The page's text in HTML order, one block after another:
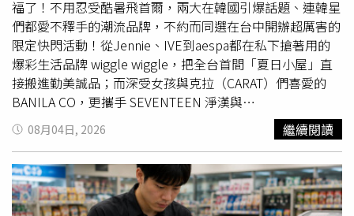
在11月上旬停止支援後，仍可能無法繼續使用相關服務。因
此，若裝置已無法升級至最低需求版本，建議用戶提前備份
聊天紀錄，並確認LINE帳號已綁定電話號碼、Apple ID或
Google帳號，以便未來更換裝置時能順利轉移資料，避免
重要對話與帳號 資訊遺失。
福了！不用忍受酷暑飛首爾，兩大在韓國引爆話題、連韓星
們都愛不釋手的潮流品牌，不約而同選在台中開辦超厲害的
限定快閃活動！從Jennie、IVE到aespa都在私下搶著用的
爆彩生活品牌 wiggle wiggle，把全台首間「夏日小屋」直
接搬進勤美誠品；而深受女孩與克拉（CARAT）們喜愛的
BANILA CO，更攜手 SEVENTEEN 淨漢與
BABYMONSTER，在 LaLaport 台隆手創館打造獨家快閃店
中店。滿滿的韓星同款、專屬拍照打卡牆以及狂抽好禮的限
量優惠，這波熱潮絕對是今年暑假非朝聖不可的時尚熱點！
打卡韓星同款！韓國人氣生活風格品牌 wiggle wiggle 全台
首間快閃店『夏日小屋』限時登場韓國人氣生活風格品牌
08月04日, 2026 繼續閱讀